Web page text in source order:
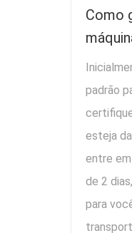
Como
padrão
esteja
entre
de 2
para